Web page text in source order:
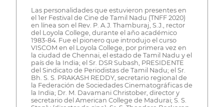
Las personalidades que estuvieron presentes en
el 1er Festival de Cine de Tamil Nadu (TNFF 2020)
en línea son el Rev. P. A.J. Thamburaj, S.J., rector
del Loyola College, durante el año académico
1983-84. Fue el pionero que introdujo el curso
VISCOM en el Loyola College, por primera vez en
la ciudad de Chennai, el estado de Tamil Nadu y el
país de la India; el Sr. DSR Subash, PRESIDENTE
del Sindicato de Periodistas de Tamil Nadu; el Sr.
Bh. S. S. PRAKASH REDDY, secretario regional de
la Federación de Sociedades Cinematográficas de
la India; Dr. M. Davamani Christober, director y
secretario del American College de Madurai; S. S.